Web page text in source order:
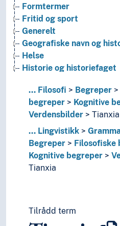
Formtermer
Fritid og sport
Generelt
Geografiske navn og
Helse
Historie og historiefaget
Informatikk og
Ingeniørfag
Kulturkunnskap
Kunst
Lingvistikk
Fonemikk
Fonetikk
Absolutte
... Filosofi Begreper
begreper
Kognitive
Verdensbilder
Tianxia
... Lingvistikk
Begreper
Filosofiske
Kognitive begreper
Tianxia
Tilrådd term